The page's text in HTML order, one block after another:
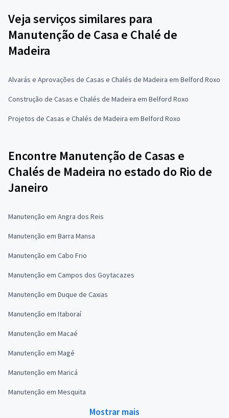
Veja serviços similares para
Manutenção de Casa e Chalé de
Madeira
Alvarás e Aprovações de Casas e Chalés de Madeira em Belford Roxo
Construção de Casas e Chalés de Madeira em Belford Roxo
Projetos de Casas e Chalés de Madeira em Belford Roxo
Encontre Manutenção de Casas e
Chalés de Madeira no estado do Rio de
Janeiro
Manutenção em Angra dos Reis
Manutenção em Barra Mansa
Manutenção em Cabo Frio
Manutenção em Campos dos Goytacazes
Manutenção em Duque de Caxias
Manutenção em Itaboraí
Manutenção em Macaé
Manutenção em Magé
Manutenção em Maricá
Manutenção em Mesquita
Mostrar mais